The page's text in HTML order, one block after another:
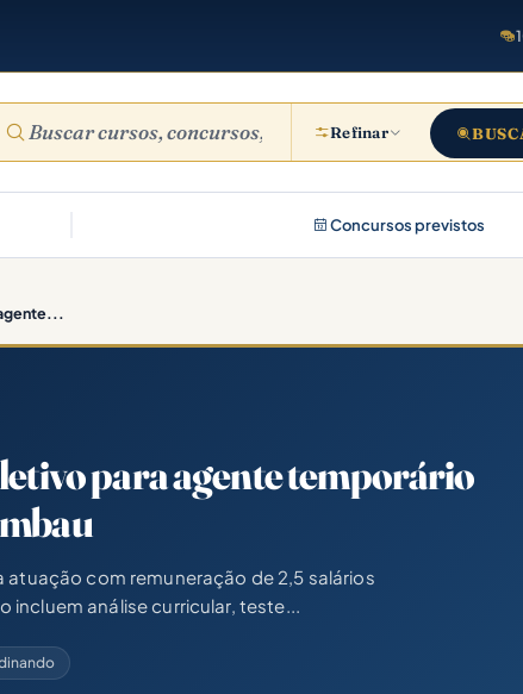
Refinar
Concursos previstos
para agente temporário
com remuneração de 2,5 salários
incluem análise curricular, teste...